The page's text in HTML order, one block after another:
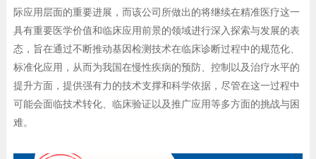
际应用层面的重要进展，而该公司所做出的将继续在精准医疗这一
具有重要医学价值和临床应用前景的领域进行深入探索与发展的表
态，旨在通过不断推动基因检测技术在临床诊断过程中的规范化、
标准化应用，从而为我国在慢性疾病的预防、控制以及治疗水平的
提升方面，提供强有力的技术支撑和科学依据，尽管在这一过程中
可能会面临技术转化、临床验证以及推广应用等多方面的挑战与困
难。